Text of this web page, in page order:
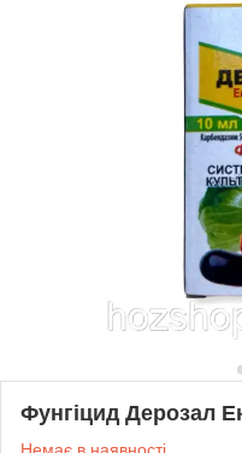
Фунгіцид Дерозал
Немає в наявності